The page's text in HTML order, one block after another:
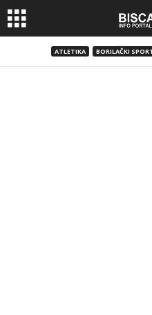
ATLETIKA BORILAČKI